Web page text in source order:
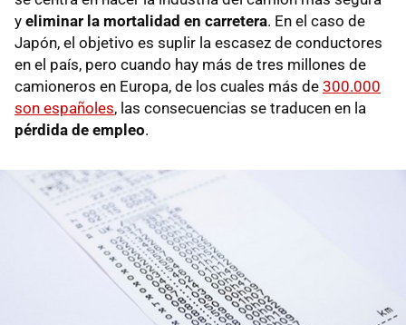
y eliminar la mortalidad en carretera. En el caso de
Japón, el objetivo es suplir la escasez de conductores
en el país, pero cuando hay más de tres millones de
camioneros en Europa, de los cuales más de 300.000
son españoles, las consecuencias se traducen en la
pérdida de empleo.